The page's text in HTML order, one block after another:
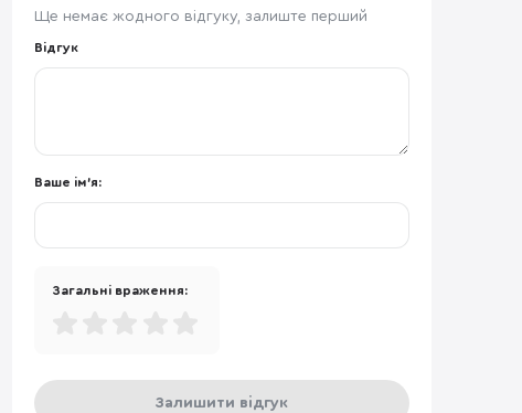
Ще немає жодного відгуку, залиште перший
Відгук
Ваше ім'я:
Загальні враження:
Залишити відгук